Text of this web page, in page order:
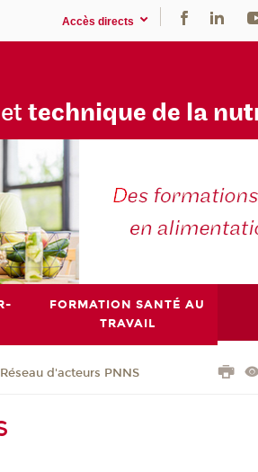
Accès directs
technique de la nu
FORMATION SANTÉ AU
TRAVAIL
Réseau d'acteurs PNNS